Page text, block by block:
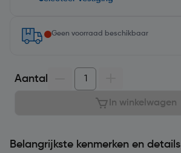
Geen voorraad beschikbaar
Aantal
In winkelwagen
Belangrijkste kenmerken en details